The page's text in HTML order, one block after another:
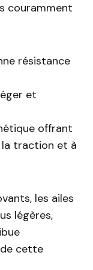
couramment
résistance
et
offrant
la traction et à
les ailes
légères,
cette